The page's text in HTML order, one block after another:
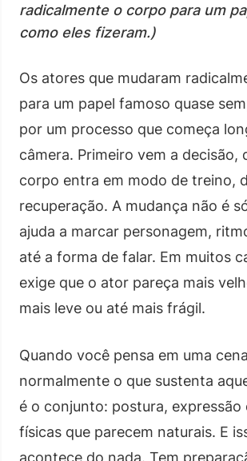
radicalmente o corpo para um
como eles fizeram.)
Os atores que mudaram
para um papel famoso quase
por um processo que começa
câmera. Primeiro vem a decisão,
corpo entra em modo de treino,
recuperação. A mudança não é
ajuda a marcar personagem,
até a forma de falar. Em muitos
exige que o ator pareça mais
mais leve ou até mais frágil.
Quando você pensa em uma
normalmente o que sustenta
é o conjunto: postura, expressão
físicas que parecem naturais. E
acontece do nada. Tem